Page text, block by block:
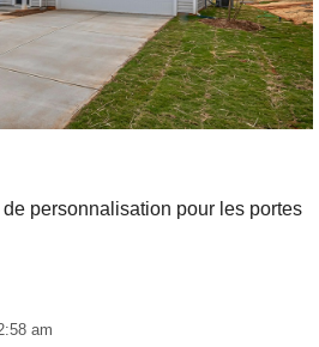
personnalisation pour les portes
am